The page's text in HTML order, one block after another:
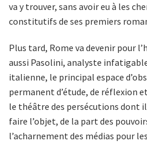
va y trouver, sans avoir eu à les
constitutifs de ses premiers
Plus tard, Rome va devenir pour
aussi Pasolini, analyste
italienne, le principal espace
permanent d’étude, de réflexion
le théâtre des persécutions dont il
faire l’objet, de la part des
l’acharnement des médias pour